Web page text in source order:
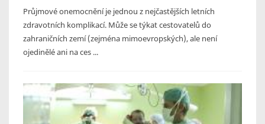
Průjmové onemocnění je jednou z nejčastějších letních
zdravotních komplikací. Může se týkat cestovatelů do
zahraničních zemí (zejména mimoevropských), ale není
ojedinělé ani na ces ...